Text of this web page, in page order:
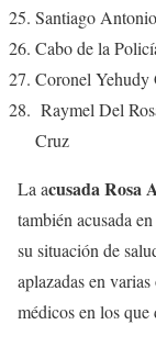
Santiago
Cabo de la
Coronel Yehudy
Raymel Del
Cruz
La acusada Rosa
también acusada
su situación de
aplazadas en
médicos en los que